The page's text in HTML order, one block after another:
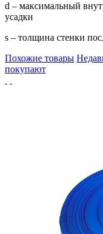
d – максимальный
усадки
s – толщина стенки
Похожие товары
покупают